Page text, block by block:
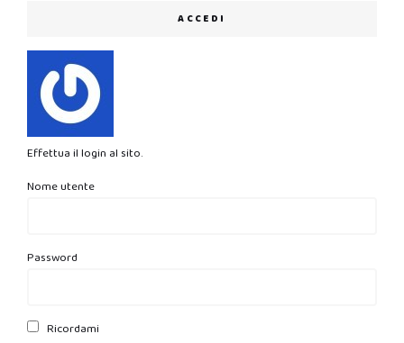
ACCEDI
Effettua il login al sito.
Nome utente
Password
Ricordami